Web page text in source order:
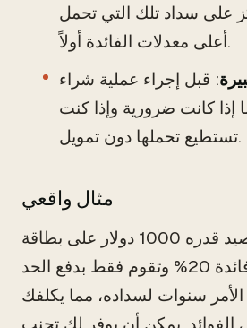
على سداد تلك التي تحمل
أعلى معدلات الفائدة أولاً.
: قبل إجراء عملية شراء
إذا كانت ضرورية وإذا كنت
تستطيع تحملها دون تمويل.
مثال واقعي
إذا كان لديك رصيد قدره 1000 دولار على بطاقة
ائتمان بمعدل فائدة 20% وتقوم فقط بدفع الحد
سنوات لسداده، مما يكلفك